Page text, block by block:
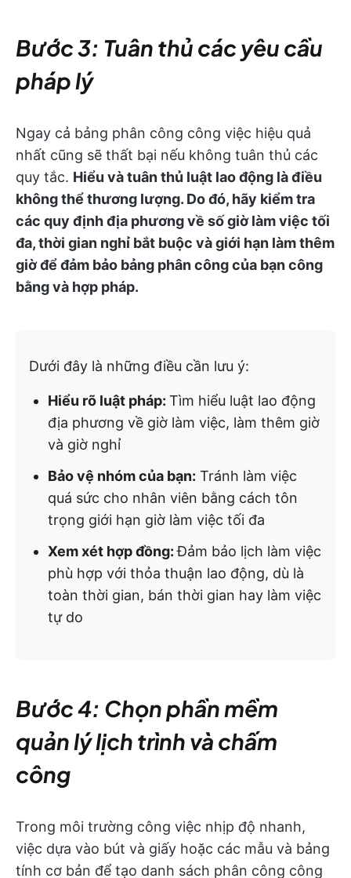
Bước 3: Tuân thủ các yêu cầu
pháp lý
Ngay cả bảng phân công công việc hiệu quả
nhất cũng sẽ thất bại nếu không tuân thủ các
quy tắc. Hiểu và tuân thủ luật lao động là điều
không thể thương lượng. Do đó, hãy kiểm tra
các quy định địa phương về số giờ làm việc tối
đa, thời gian nghỉ bắt buộc và giới hạn làm thêm
giờ để đảm bảo bảng phân công của bạn công
bằng và hợp pháp.
Dưới đây là những điều cần lưu ý:
Hiểu rõ luật pháp: Tìm hiểu luật lao động
địa phương về giờ làm việc, làm thêm giờ
và giờ nghỉ
Bảo vệ nhóm của bạn: Tránh làm việc
quá sức cho nhân viên bằng cách tôn
trọng giới hạn giờ làm việc tối đa
Xem xét hợp đồng:Đảm bảo lịch làm việc
phù hợp với thỏa thuận lao động, dù là
toàn thời gian, bán thời gian hay làm việc
tự do
Bước 4: Chọn phần mềm
quản lý lịch trình và chấm
công
Trong môi trường công việc nhịp độ nhanh,
việc dựa vào bút và giấy hoặc các mẫu và bảng
tính cơ bản để tạo danh sách phân công công